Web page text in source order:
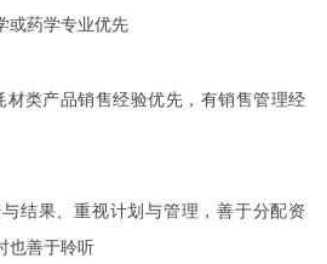
或药学专业优先
材类产品销售经验优先，有销售管理经
结果、重视计划与管理，善于分配资
也善于聆听